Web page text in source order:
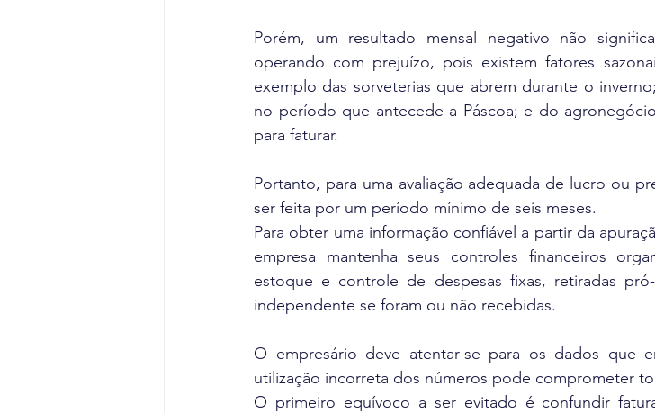
Porém, um resultado mensal negativo não
operando com prejuízo, pois existem fatores
exemplo das sorveterias que abrem durante o
no período que antecede a Páscoa; e do
para faturar.
Portanto, para uma avaliação adequada de lucro ou
ser feita por um período mínimo de seis meses.
Para obter uma informação confiável a partir da
empresa mantenha seus controles financeiros
estoque e controle de despesas fixas, retiradas
independente se foram ou não recebidas.
O empresário deve atentar-se para os dados que
utilização incorreta dos números pode comprometer
O primeiro equívoco a ser evitado é confundir